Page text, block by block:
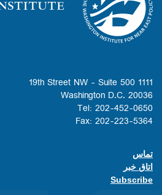
Homepage
1111 19th Street NW - Suite 500
Washington D.C. 20036
Tel: 202-452-0650
Fax: 202-223-5364
Footer contact links
تماس
اتاق خبر
Subscribe